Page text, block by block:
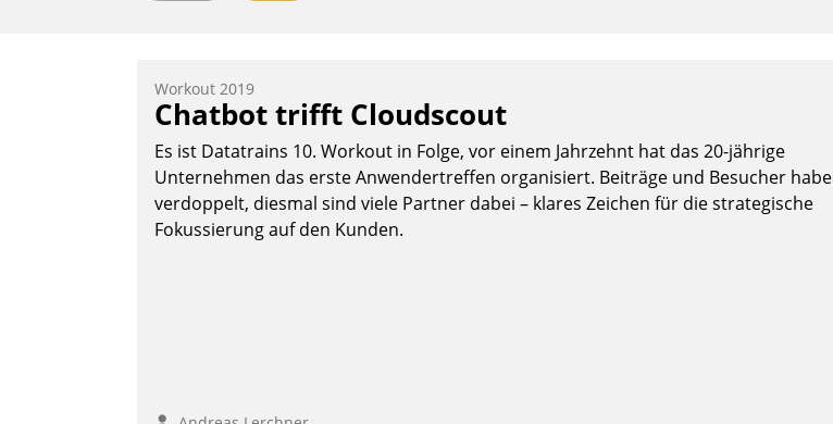
Workout 2019
Chatbot trifft Cloudscout
Es ist Datatrains 10. Workout in Folge, vor einem Jahrzehnt hat das 20-jährige
Unternehmen das erste Anwendertreffen organisiert. Beiträge und Besucher
verdoppelt, diesmal sind viele Partner dabei – klares Zeichen für die strategische
Fokussierung auf den Kunden.